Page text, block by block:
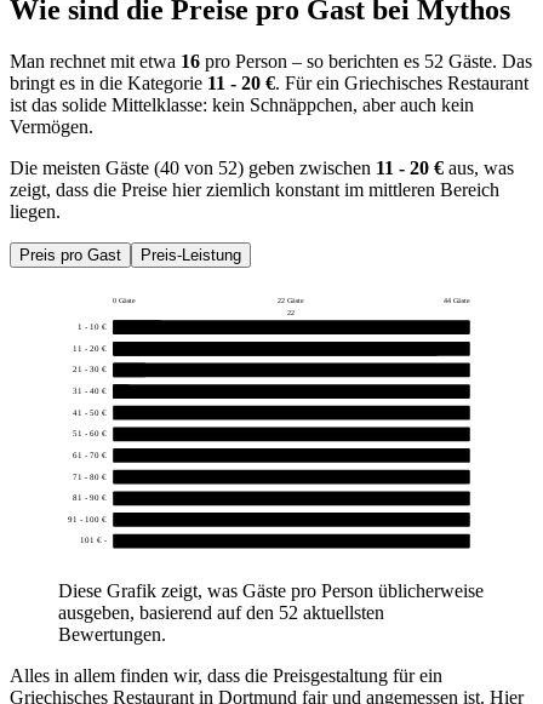
Wie sind die Preise pro Gast bei Mythos
Man rechnet mit etwa 16 pro Person – so berichten es 52 Gäste. Das
bringt es in die Kategorie 11 - 20 €. Für ein Griechisches Restaurant
ist das solide Mittelklasse: kein Schnäppchen, aber auch kein
Vermögen.
Die meisten Gäste (40 von 52) geben zwischen 11 - 20 € aus, was
zeigt, dass die Preise hier ziemlich konstant im mittleren Bereich
liegen.
Preis pro Gast Preis-Leistung
0 Gäste 22 Gäste
44 Gäste
22
1 - 10 €
11 - 20 €
21 - 30 €
31 - 40 €
41 - 50 €
51 - 60 €
61 - 70 €
71 - 80 €
81 - 90 €
91 - 100 €
101 € -
Diese Grafik zeigt, was Gäste pro Person üblicherweise
ausgeben, basierend auf den 52 aktuellsten
Bewertungen.
Alles in allem finden wir, dass die Preisgestaltung für ein
Griechisches Restaurant in Dortmund fair und angemessen ist. Hier